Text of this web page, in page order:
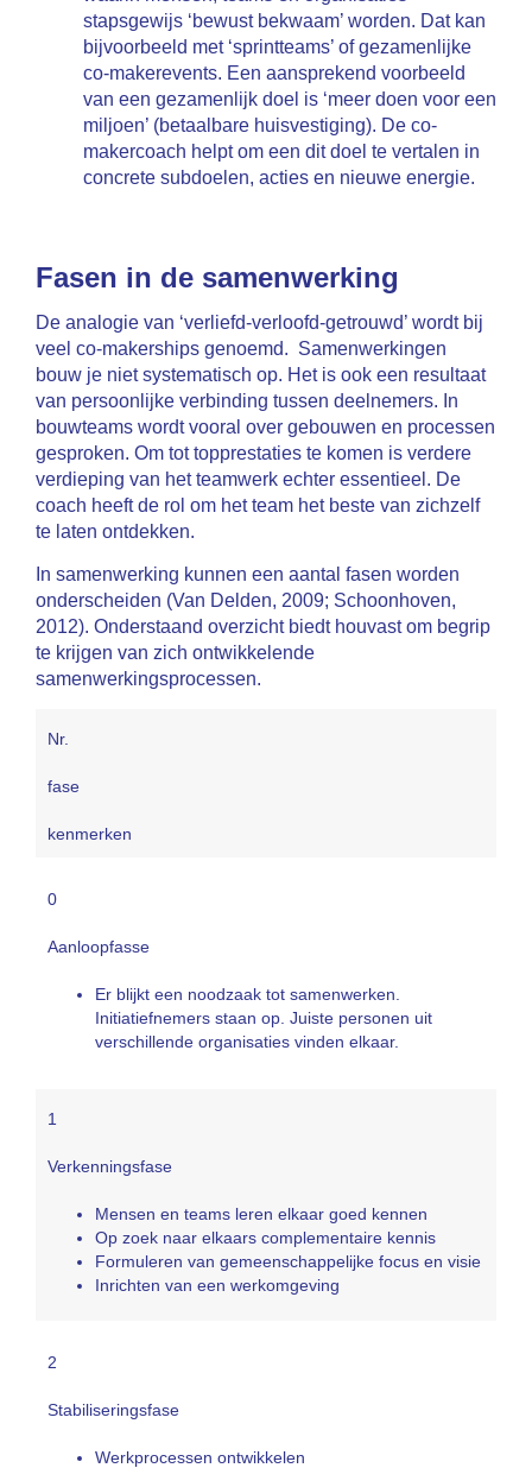
stapsgewijs ‘bewust bekwaam’ worden. Dat kan
bijvoorbeeld met ‘sprintteams’ of gezamenlijke
co-makerevents. Een aansprekend voorbeeld
van een gezamenlijk doel is ‘meer doen voor een
miljoen’ (betaalbare huisvestiging). De co-
makercoach helpt om een dit doel te vertalen in
concrete subdoelen, acties en nieuwe energie.
Fasen in de samenwerking
De analogie van ‘verliefd-verloofd-getrouwd’ wordt bij
veel co-makerships genoemd. Samenwerkingen
bouw je niet systematisch op. Het is ook een resultaat
van persoonlijke verbinding tussen deelnemers. In
bouwteams wordt vooral over gebouwen en processen
gesproken. Om tot topprestaties te komen is verdere
verdieping van het teamwerk echter essentieel. De
coach heeft de rol om het team het beste van zichzelf
te laten ontdekken.
In samenwerking kunnen een aantal fasen worden
onderscheiden (Van Delden, 2009; Schoonhoven,
2012). Onderstaand overzicht biedt houvast om begrip
te krijgen van zich ontwikkelende
samenwerkingsprocessen.
Nr.
fase
kenmerken
0
Aanloopfasse
Er blijkt een noodzaak tot samenwerken.
Initiatiefnemers staan op. Juiste personen uit
verschillende organisaties vinden elkaar.
1
Verkenningsfase
Mensen en teams leren elkaar goed kennen
Op zoek naar elkaars complementaire kennis
Formuleren van gemeenschappelijke focus en visie
Inrichten van een werkomgeving
2
Stabiliseringsfase
Werkprocessen ontwikkelen